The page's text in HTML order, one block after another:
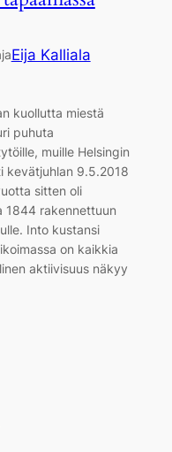
Eija Kalliala
kuollutta miestä
puhuta
muille Helsingin
kevätjuhlan 9.5.2018
sitten oli
1844 rakennettuun
Into kustansi
on kaikkia
aktiivisuus näkyy